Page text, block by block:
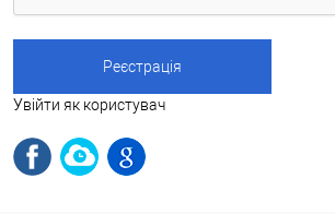
Увійти як користувач